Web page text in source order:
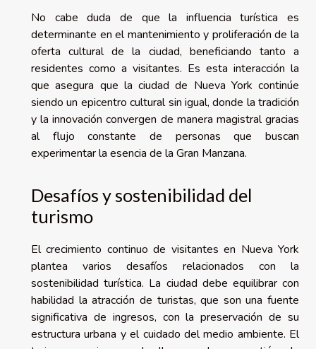
No cabe duda de que la influencia turística es
determinante en el mantenimiento y proliferación de la
oferta cultural de la ciudad, beneficiando tanto a
residentes como a visitantes. Es esta interacción la
que asegura que la ciudad de Nueva York continúe
siendo un epicentro cultural sin igual, donde la tradición
y la innovación convergen de manera magistral gracias
al flujo constante de personas que buscan
experimentar la esencia de la Gran Manzana.
Desafíos y sostenibilidad del
turismo
El crecimiento continuo de visitantes en Nueva York
plantea varios desafíos relacionados con la
sostenibilidad turística. La ciudad debe equilibrar con
habilidad la atracción de turistas, que son una fuente
significativa de ingresos, con la preservación de su
estructura urbana y el cuidado del medio ambiente. El